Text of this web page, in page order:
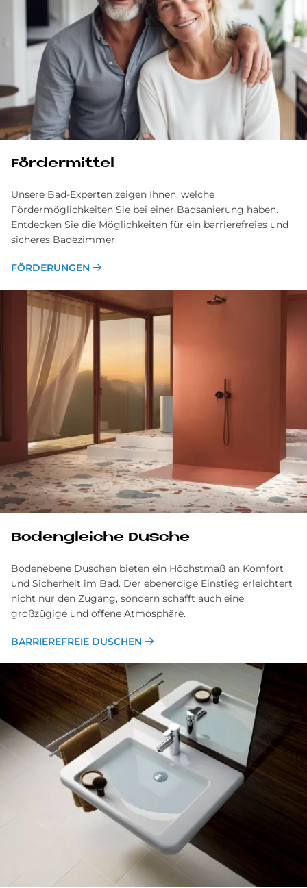
Fördermittel
Unsere Bad-Experten zeigen Ihnen, welche
Fördermöglichkeiten Sie bei einer Badsanierung haben.
Entdecken Sie die Möglichkeiten für ein barrierefreies und
sicheres Badezimmer.
FÖRDERUNGEN
Bodengleiche Dusche
Bodenebene Duschen bieten ein Höchstmaß an Komfort
und Sicherheit im Bad. Der ebenerdige Einstieg erleichtert
nicht nur den Zugang, sondern schafft auch eine
großzügige und offene Atmosphäre.
BARRIEREFREIE DUSCHEN